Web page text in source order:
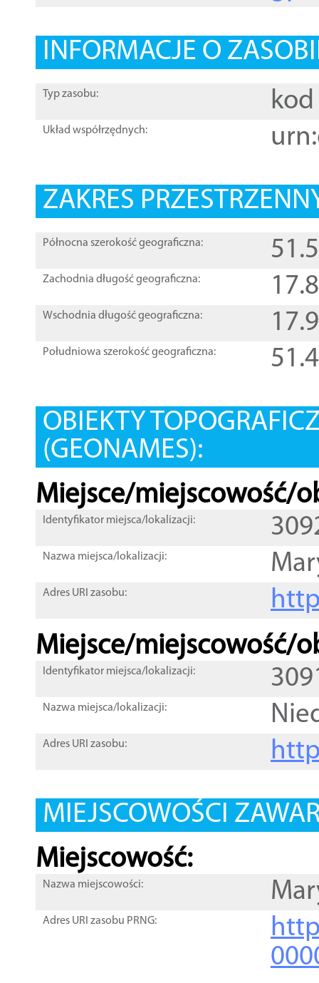
INFORMACJE O
Typ zasobu: kod
Układ współrzędnych:
ZAKRES
Północna szerokość geograficzna:
Zachodnia długość geograficzna:
Wschodnia długość geograficzna:
Południowa szerokość geograficzna:
OBIEKTY
(GEONAMES):
Miejsce/miejscowość/
Identyfikator miejsca/lokalizacji:
Nazwa miejsca/lokalizacji:
Adres URI zasobu:
Miejsce/miejscowość/
Identyfikator miejsca/lokalizacji:
Nazwa miejsca/lokalizacji:
Adres URI zasobu:
MIEJSCOWOŚCI
Miejscowość:
Nazwa miejscowości:
Adres URI zasobu PRNG: